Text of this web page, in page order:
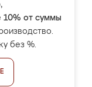
10% от суммы
без %.